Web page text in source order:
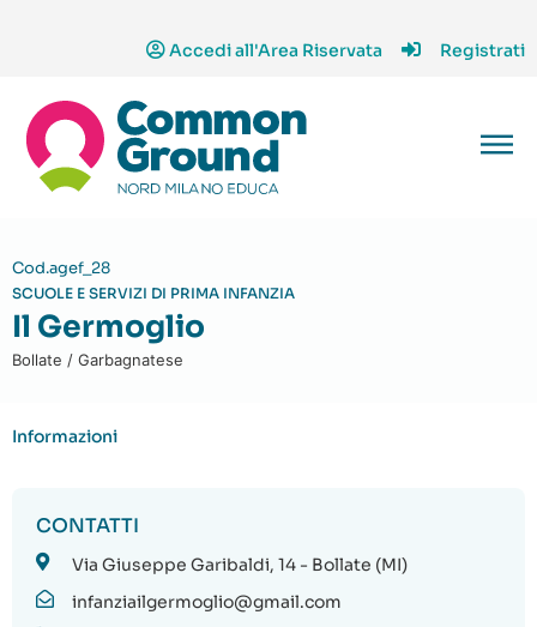
Accedi all'Area Riservata Registrati
Cod.agef_28
SCUOLE E SERVIZI DI PRIMA INFANZIA
Il Germoglio
Bollate / Garbagnatese
Informazioni
CONTATTI
Via Giuseppe Garibaldi, 14 - Bollate (MI)
infanziailgermoglio@gmail.com